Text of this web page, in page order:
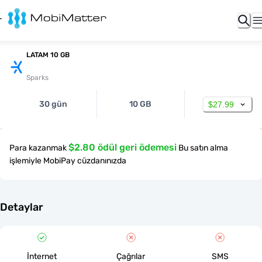
LATAM 10 GB
Sparks
30 gün 10 GB $27.99
Para kazanmak$2.80 ödül geri ödemesi Bu satın alma
işlemiyle MobiPay cüzdanınızda
Detaylar
İnternet Çağrılar SMS